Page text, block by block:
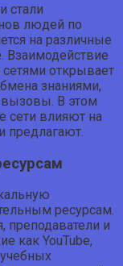
стали
людей по
на различные
Взаимодействие
открывает
знаниями,
вызовы. В этом
сети влияют на
предлагают.
ресурсам.
преподаватели и
как YouTube,